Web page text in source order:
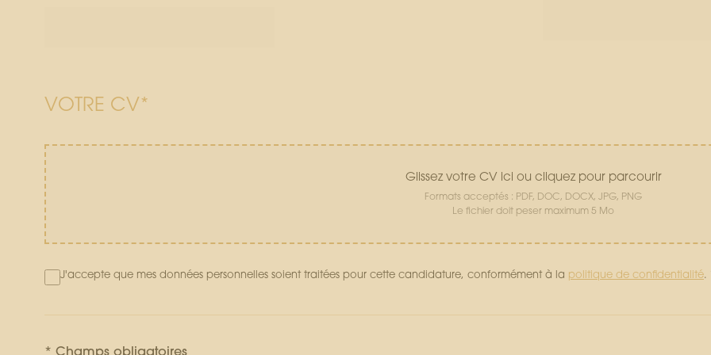
VOTRE CV*
Glissez votre CV ici ou cliquez pour parcourir
Formats acceptés : PDF, DOC, DOCX, JPG, PNG
Le fichier doit peser maximum 5 Mo
J'accepte que mes données personnelles soient traitées pour cette candidature, conformément à la politique de confidentialité.
* Champs obligatoires